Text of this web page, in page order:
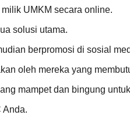
UMKM secara online.
solusi utama.
berpromosi di sosial
oleh mereka yang
mampet dan bingung
Anda.